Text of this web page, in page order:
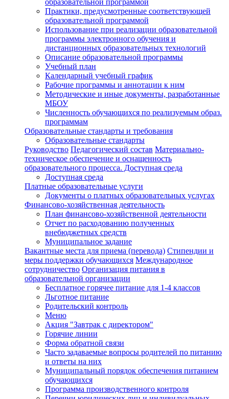
образовательной программой
Практики, предусмотренные соответствующей
образовательной программой
Использование при реализации образовательной
программы электронного обучения и
дистанционных образовательных технологий
Описание образовательной программы
Учебный план
Календарный учебный график
Рабочие программы и аннотации к ним
Методические и иные документы, разработанные
МБОУ
Численность обучающихся по реализуемым образ.
программам
Образовательные стандарты и требования
Образовательные стандарты
Руководство Педагогический состав Материально-
техническое обеспечение и оснащенность
образовательного процесса. Доступная среда
Доступная среда
Платные образовательные услуги
Документы о платных образовательных услугах
Финансово-хозяйственная деятельность
План финансово-хозяйственной деятельности
Отчет по расходованию полученных
внебюджетных средств
Муниципальное задание
Вакантные места для приема (перевода) Стипендии и
меры поддержки обучающихся Международное
сотрудничество Организация питания в
образовательной организации
Бесплатное горячее питание для 1-4 классов
Льготное питание
Родительский контроль
Меню
Акция "Завтрак с директором"
Горячие линии
Форма обратной связи
Часто задаваемые вопросы родителей по питанию
и ответы на них
Муниципальный порядок обеспечения питанием
обучающихся
Программа производственного контроля